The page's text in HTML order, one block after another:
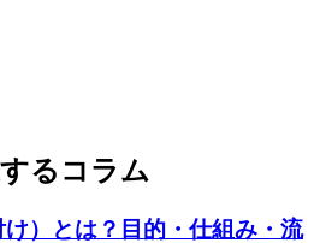
るコラム
）とは？目的・仕組み・流